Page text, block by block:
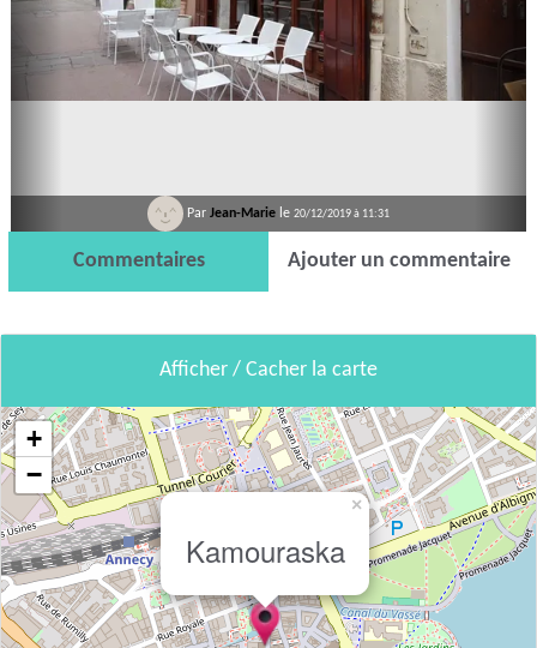
Par Jean-Marie le 20/12/2019 à 11:31
Commentaires Ajouter un commentaire
Afficher / Cacher la carte
Kamouraska
×
+
−